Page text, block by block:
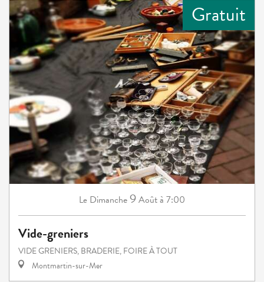
Gratuit
Le Dimanche9Aoûtà 7:00
Vide-greniers
VIDE GRENIERS, BRADERIE, FOIRE À TOUT
Montmartin-sur-Mer